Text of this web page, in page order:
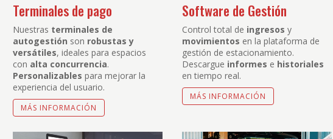
Terminales de pago
Nuestras terminales de
autogestión son robustas y
versátiles, ideales para espacios
con alta concurrencia.
Personalizables para mejorar la
experiencia del usuario.
MÁS INFORMACIÓN
Software de Gestión
Control total de ingresos y
movimientos en la plataforma de
gestión de estacionamiento.
Descargue informes e historiales
en tiempo real.
MÁS INFORMACIÓN